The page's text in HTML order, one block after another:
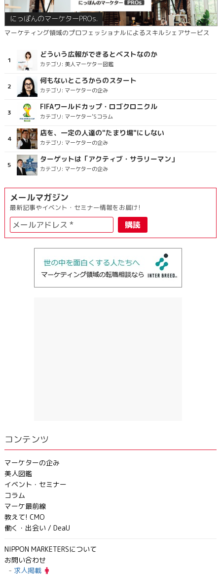
にっぽんのマーケターPROs.
マーケティング領域のプロフェッショナルによるスキルシェアサービス
どういう広報ができるとベストなのか
カテゴリ: 美人マーケター図鑑
何もないところからのスタート
カテゴリ: マーケターの企み
FIFAワールドカップ・ロゴクロニクル
カテゴリ: マーケター’Sコラム
店を、一定の人達の"たまり場"にしない
カテゴリ: マーケターの企み
ターゲットは「アクティブ・サラリーマン」
カテゴリ: マーケターの企み
メールマガジン
最新記事やイベント・セミナー情報をお届け!
コンテンツ
マーケターの企み
美人図鑑
イベント・セミナー
コラム
マーケ最前線
教えて! CMO
働く・出会い / DeaU
NIPPON MARKETERSについて
お問い合わせ
求人掲載